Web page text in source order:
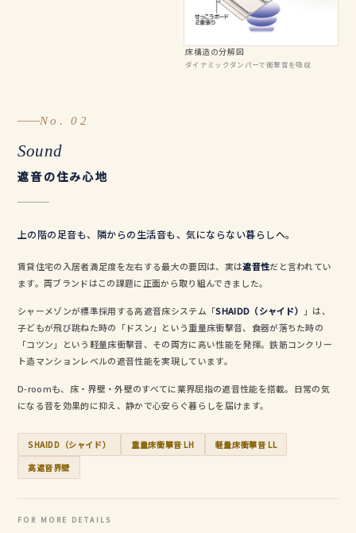
床構造の分解図
ダイナミックダンパーで衝撃音を吸収
No. 02
Sound
遮音の住み心地
上の階の足音も、隣からの生活音も、気にならない暮らしへ。
賃貸住宅の入居者満足度を左右する最大の要因は、実は遮音性だと言われてい
ます。両ブランドはこの課題に正面から取り組んできました。
シャーメゾンが標準採用する高遮音床システム「SHAIDD（シャイド）
」は、
子どもが飛び跳ねた時の「ドスン」という重量床衝撃音、食器が落ちた時の
「コツン」という軽量床衝撃音、その両方に高い性能を発揮。鉄筋コンクリー
ト造マンションレベルの遮音性能を実現しています。
D-roomも、床・界壁・外壁のすべてに業界屈指の遮音性能を搭載。日常の気
になる音を効果的に抑え、静かで心安らぐ暮らしを届けます。
SHAIDD（シャイド） 重量床衝撃音 LH
軽量床衝撃音 LL
高遮音界壁
FOR MORE DETAILS